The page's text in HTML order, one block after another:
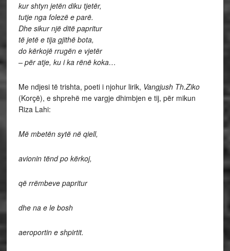
kur shtyn jetën diku tjetër,
tutje nga folezë e parë.
Dhe sikur një ditë papritur
të jetë e tija gjithë bota,
do kërkojë rrugën e vjetër
– për atje, ku i ka rënë koka…
Me ndjesi të trishta, poeti i njohur lirik, Vangjush Th.Ziko
(Korçë), e shprehë me vargje dhimbjen e tij, për mikun
Riza Lahi:
Më mbetën sytë në qiell,
avionin tënd po kërkoj,
që rrëmbeve papritur
dhe na e le bosh
aeroportin e shpirtit.